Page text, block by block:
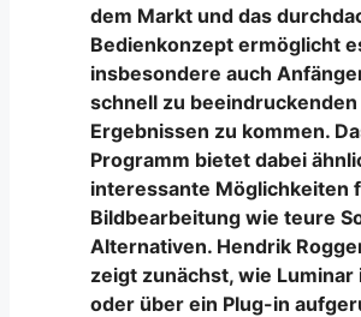
dem Markt und das
Bedienkonzept ermöglicht
insbesondere auch
schnell zu beeindruckenden
Ergebnissen zu kommen.
Programm bietet dabei
interessante Möglichkeiten
Bildbearbeitung wie teure
Alternativen. Hendrik
zeigt zunächst, wie
oder über ein Plug-in